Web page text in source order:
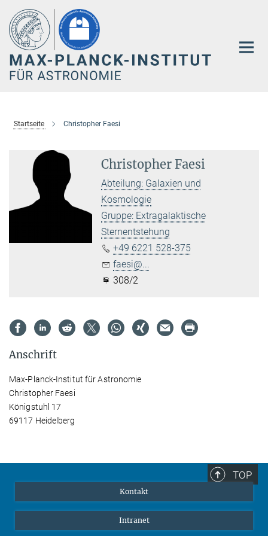
Hauptinhalt
Startseite Christopher Faesi
Christopher Faesi
Abteilung: Galaxien und
Kosmologie
Gruppe: Extragalaktische
Sternentstehung
+49 6221 528-375
faesi@...
308/2
Anschrift
Max-Planck-Institut für Astronomie
Christopher Faesi
Königstuhl 17
69117 Heidelberg
TOP
Kontakt
Intranet